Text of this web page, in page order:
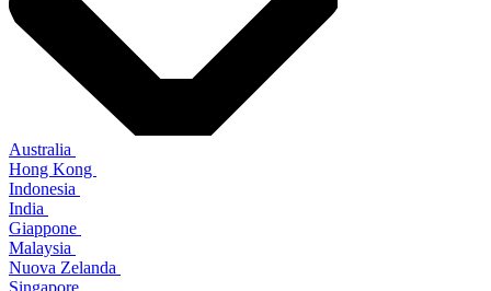
Australia
Hong Kong
Indonesia
India
Giappone
Malaysia
Nuova Zelanda
Singapore